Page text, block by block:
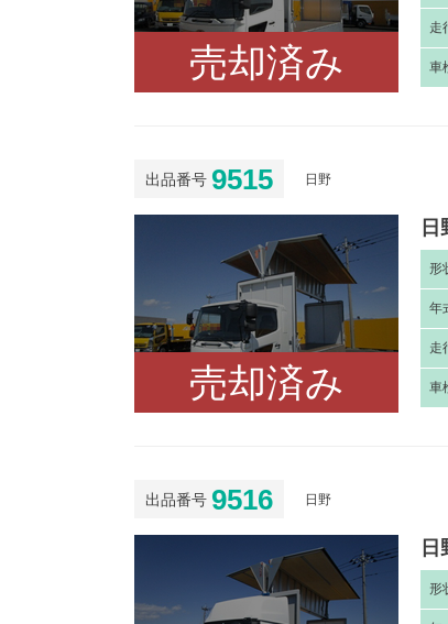
売却済み
走
車
出品番号 9515 日野
売却済み
形
年
走
車
出品番号 9516 日野
形